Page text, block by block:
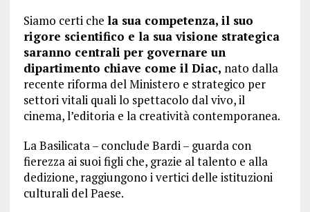
Siamo certi che la sua competenza, il suo
rigore scientifico e la sua visione strategica
saranno centrali per governare un
dipartimento chiave come il Diac, nato dalla
recente riforma del Ministero e strategico per
settori vitali quali lo spettacolo dal vivo, il
cinema, l’editoria e la creatività contemporanea.
La Basilicata – conclude Bardi – guarda con
fierezza ai suoi figli che, grazie al talento e alla
dedizione, raggiungono i vertici delle istituzioni
culturali del Paese.